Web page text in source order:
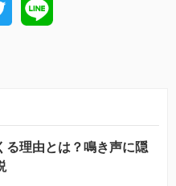
る理由とは？鳴き声に隠